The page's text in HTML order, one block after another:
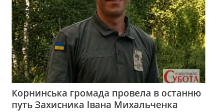
Корнинська громада провела в останню
путь Захисника Івана Михальченка